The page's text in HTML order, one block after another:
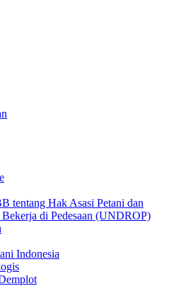
tentang Hak Asasi Petani dan
di Pedesaan (UNDROP)
Indonesia